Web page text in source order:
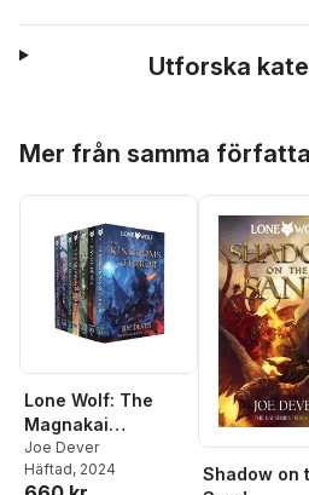
Utforska
Mer från samma
Lone Wolf: The
Magnakai
Collection
Joe Dever
Häftad, 2024
Shadow on